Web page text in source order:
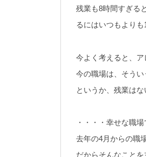
残業も8時間すぎる
るにはいつもより
今よく考えると、ア
今の職場は、そうい
というか、残業は
・・・・幸せな職場
去年の4月からの職
だからそんなことを